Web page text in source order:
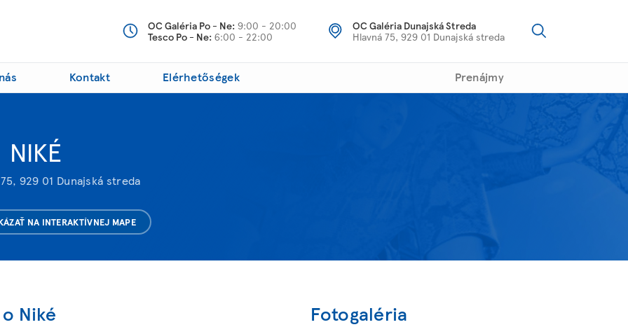
OC Galéria Po - Ne: 9:00 - 20:00
Tesco Po - Ne: 6:00 - 22:00
OC Galéria Dunajská Streda
Hlavná 75, 929 01 Dunajská streda
Prenájmy
Kontakt Elérhetőségek
NIKÉ
929 01 Dunajská streda
NA INTERAKTÍVNEJ MAPE
Niké Fotogaléria